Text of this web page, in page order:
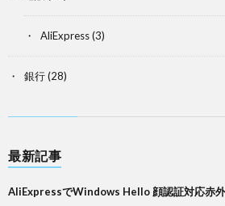
AliExpress(3)
銀行(28)
最新記事
AliExpressでWindows Hello 顔認証対応赤